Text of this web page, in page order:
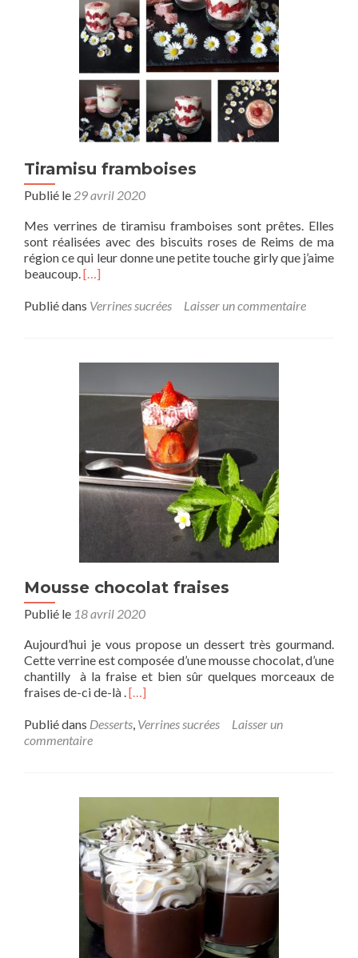
Tiramisu framboises
Publié le 29 avril 2020
Mes verrines de tiramisu framboises sont prêtes. Elles
sont réalisées avec des biscuits roses de Reims de ma
région ce qui leur donne une petite touche girly que j’aime
beaucoup.[…]
Publié dans Verrines sucrées Laisser un commentaire
Mousse chocolat fraises
Publié le 18 avril 2020
Aujourd’hui je vous propose un dessert très gourmand.
Cette verrine est composée d’une mousse chocolat, d’une
chantilly à la fraise et bien sûr quelques morceaux de
fraises de-ci de-là .[…]
Publié dans Desserts, Verrines sucrées
Laisser un
commentaire